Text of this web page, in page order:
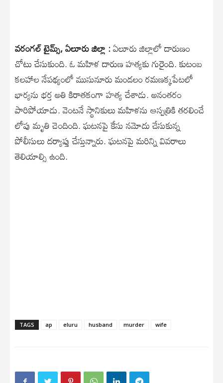
వరంగల్ టైమ్స్, ఏలూరు జిల్లా :ఏలూరు జిల్లాలో దారుణం
చోటు చేసుకుంది. ఓ మహిళ దారుణ హత్యకు గురైంది. కుటంబ
కలహాల నేపథ్యంలో ముసునూరు మండలం రమణక్కపేటలో
భార్యను భర్త అతి కిరాతకంగా హత్య చేశాడు. అనంతరం
పారిపోయాడు. వెంటనే స్థానికులు మహిళను ఆస్పత్రికి తరలించే
లోపు మృతి చెందింది. ఘటనపై కేసు నమోదు చేసుకున్న
పోలీసులు దర్యాప్తు చేస్తున్నారు. ఘటనపై మరిన్ని వివరాలు
తెలియాల్సి ఉంది.
TAGS ap eluru husband murder wife